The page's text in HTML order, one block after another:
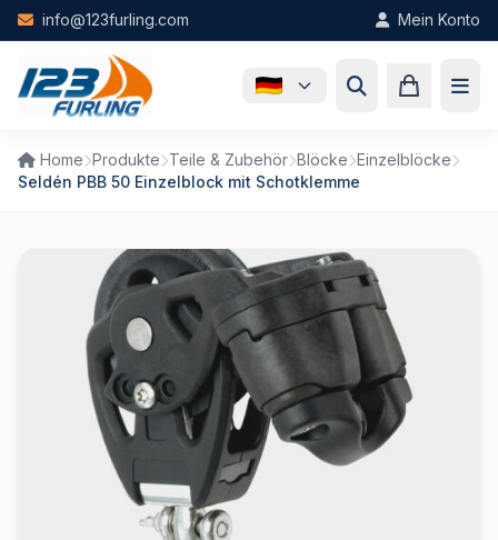
Skip to main content
info@123furling.com Mein Konto
Home Produkte Teile & Zubehör Blöcke Einzelblöcke
Seldén PBB 50 Einzelblock mit Schotklemme